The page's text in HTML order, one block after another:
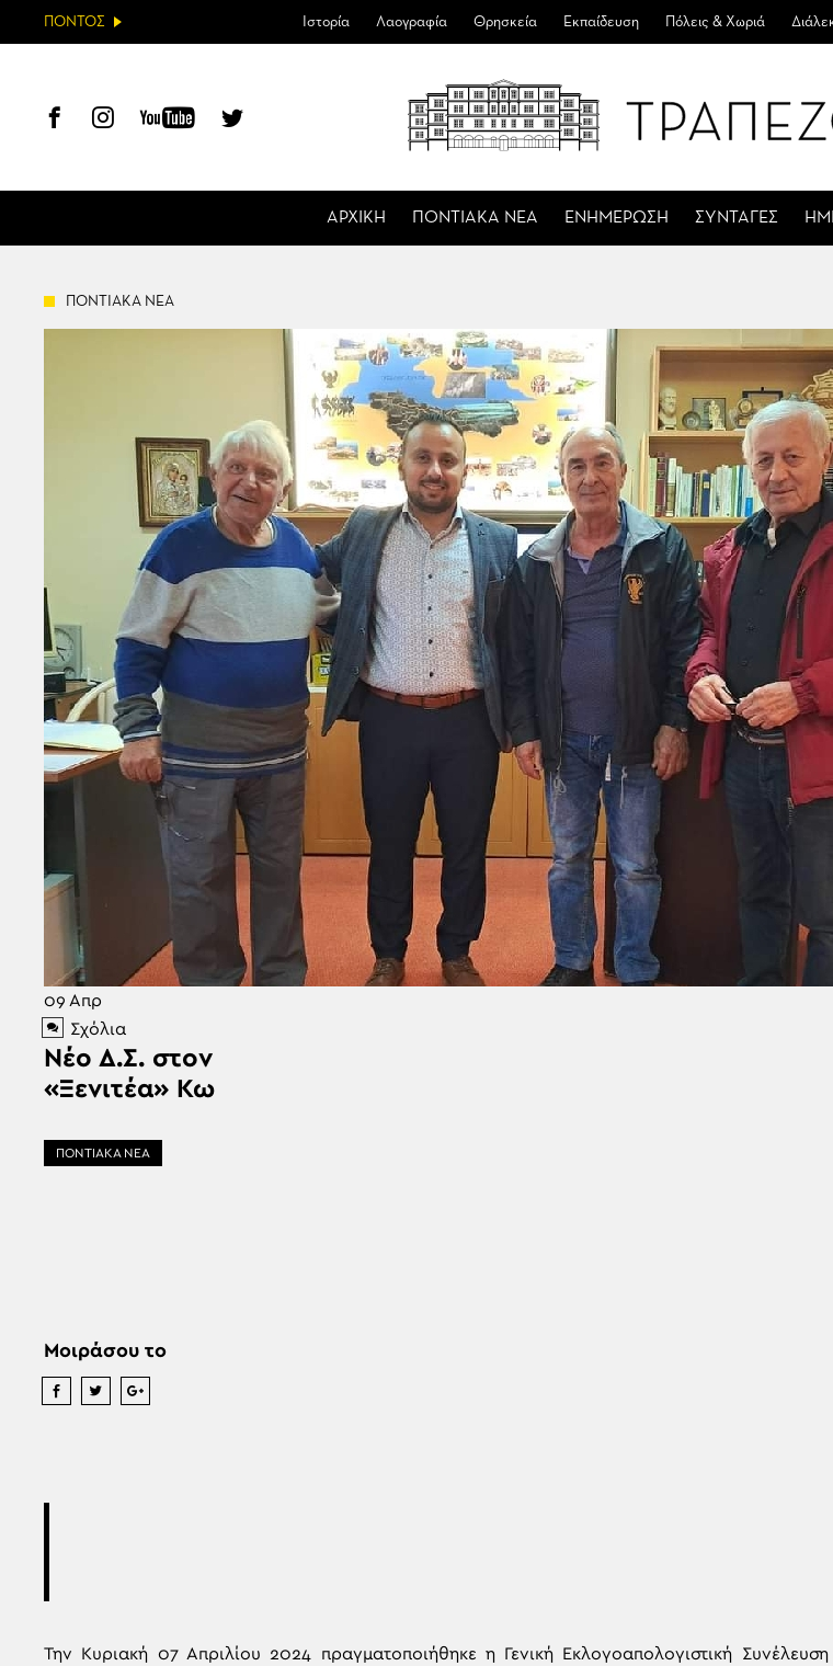
ΠΟΝΤΟΣ Ιστορία Λαογραφία Θρησκεία Εκπαίδευση Πόλεις & Χωριά
ΑΡΧΙΚΗ ΠΟΝΤΙΑΚΑ ΝΕΑ ΕΝΗΜΕΡΩΣΗ ΣΥΝΤΑΓΕΣ
ΠΟΝΤΙΑΚΑ ΝΕΑ
09 Απρ
Σχόλια
Νέο Δ.Σ. στον
«Ξενιτέα» Κω
ΠΟΝΤΙΑΚΑ ΝΕΑ
Μοιράσου το
Την Κυριακή 07 Απριλίου 2024 πραγματοποιήθηκε η Γενική Εκλογοαπολογιστική